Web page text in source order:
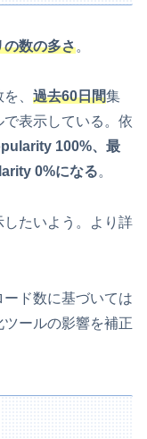
の数の多さ。
、 過去60日間集
表示している。依
100%、最
0%になる。
たいよう。より詳
ド数に基づいては
ールの影響を補正